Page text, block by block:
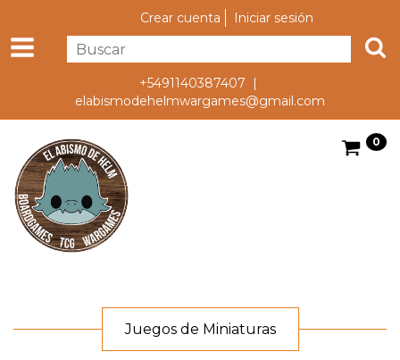
Crear cuenta Iniciar sesión
+5491140387407 |
elabismodehelmwargames@gmail.com
0
Juegos de Miniaturas